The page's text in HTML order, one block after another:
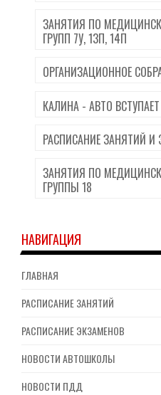
ЗАНЯТИЯ ПО
ГРУПП 7У, 13П, 14П
ОРГАНИЗАЦИОННОЕ
КАЛИНА - АВТО
РАСПИСАНИЕ ЗАНЯТИЙ И
ЗАНЯТИЯ ПО
ГРУППЫ 18
НАВИГАЦИЯ
ГЛАВНАЯ
РАСПИСАНИЕ ЗАНЯТИЙ
РАСПИСАНИЕ ЭКЗАМЕНОВ
НОВОСТИ АВТОШКОЛЫ
НОВОСТИ ПДД